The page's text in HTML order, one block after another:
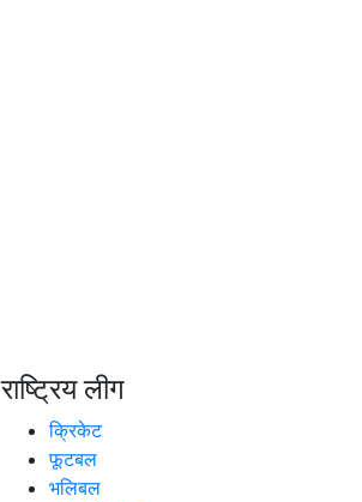
राष्ट्रिय लीग
क्रिकेट
फूटबल
भलिबल